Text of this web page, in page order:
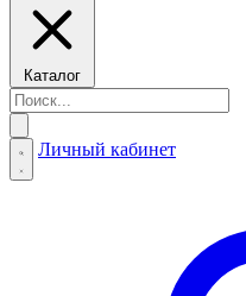
Каталог
Личный кабинет